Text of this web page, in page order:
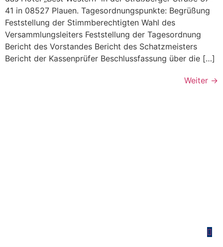
41 in 08527 Plauen. Tagesordnungspunkte: Begrüßung
Feststellung der Stimmberechtigten Wahl des
Versammlungsleiters Feststellung der Tagesordnung
Bericht des Vorstandes Bericht des Schatzmeisters
Bericht der Kassenprüfer Beschlussfassung über die […]
Weiter →